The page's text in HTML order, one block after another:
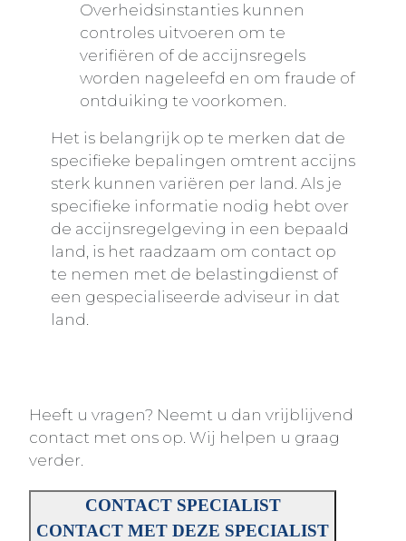
Overheidsinstanties kunnen
controles uitvoeren om te
verifiëren of de accijnsregels
worden nageleefd en om fraude of
ontduiking te voorkomen.
Het is belangrijk op te merken dat de
specifieke bepalingen omtrent accijns
sterk kunnen variëren per land. Als je
specifieke informatie nodig hebt over
de accijnsregelgeving in een bepaald
land, is het raadzaam om contact op
te nemen met de belastingdienst of
een gespecialiseerde adviseur in dat
land.
Heeft u vragen? Neemt u dan vrijblijvend
contact met ons op. Wij helpen u graag
verder.
CONTACT SPECIALIST
CONTACT MET DEZE SPECIALIST